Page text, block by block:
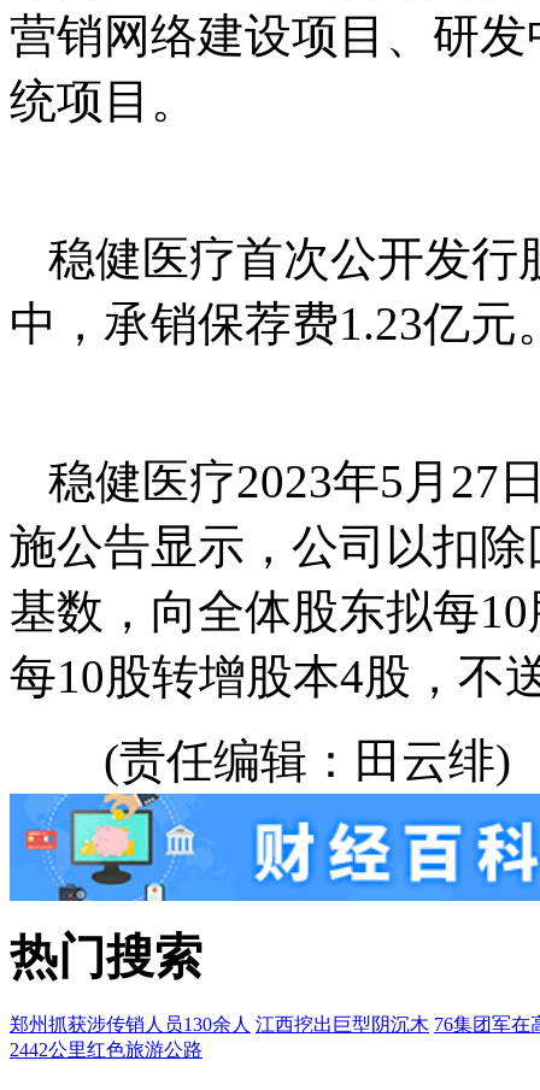
营销网络建设项目、研
统项目。
稳健医疗首次公开发行
中，承销保荐费1.23亿元
稳健医疗2023年5月27
施公告显示，公司以扣除
基数，向全体股东拟每
每10股转增股本4股，不
(责任编辑：田云绯)
热门搜索
郑州抓获涉传销人员130余人 江西挖出巨型阴沉木 76集团军在
2442公里红色旅游公路